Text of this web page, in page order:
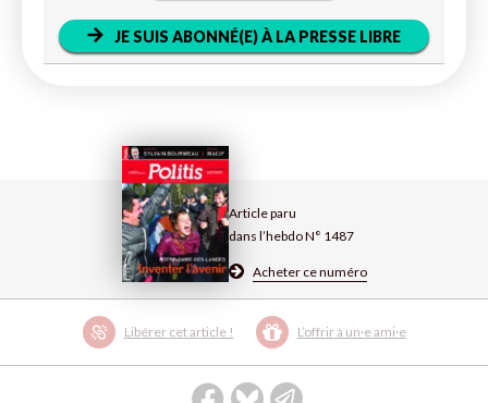
Article paru
dans l’hebdo N° 1487
Acheter ce numéro
Libérer cet article ! L’offrir à un·e ami·e
JE SUIS ABONNÉ(E) À LA PRESSE LIBRE